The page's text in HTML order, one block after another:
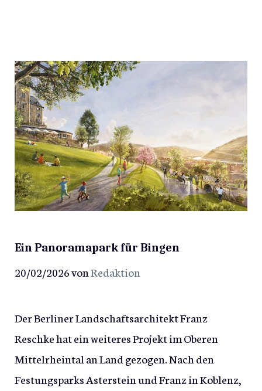
Ein Panoramapark für Bingen
20/02/2026vonRedaktion
Der Berliner Landschaftsarchitekt Franz
Reschke hat ein weiteres Projekt im Oberen
Mittelrheintal an Land gezogen. Nach den
Festungsparks Asterstein und Franz in Koblenz,